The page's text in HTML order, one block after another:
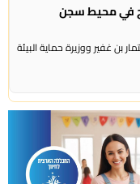
في محيط سجن
غفير ووزيرة حماية البيئة